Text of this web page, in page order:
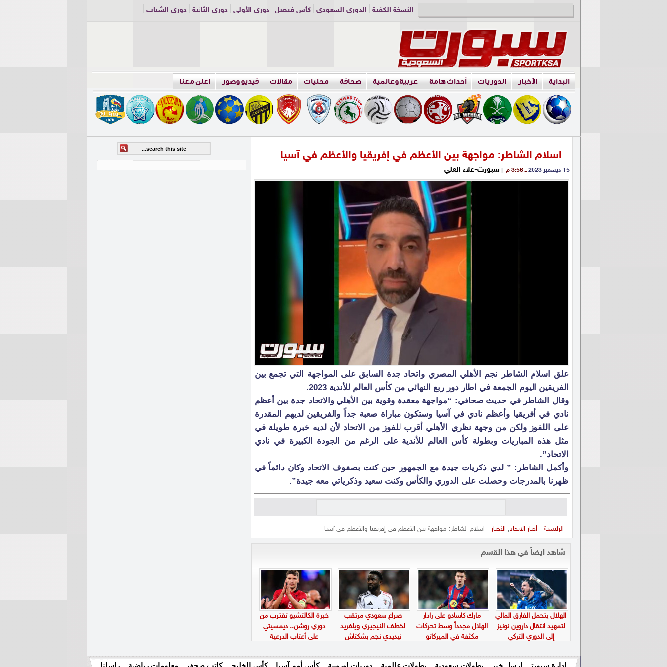
النسخة الكفية الدوري السعودي كأس فيصل دوري الأولى دوري الثانية
دوري الشباب
البداية الأخبار الدوريات أحداث هامة عربية وعالمية صحافة محليات مقالات فيديو وصور اعلن معنا
اسلام الشاطر: مواجهة بين الأعظم في إفريقيا والأعظم في آسيا
15 ديسمبر 2023 ــ 3:56 م | سبورت-علاء العلي
علق اسلام الشاطر نجم الأهلي المصري واتحاد جدة السابق على المواجهة التي تجمع بين
الفريقين اليوم الجمعة في اطار دور ربع النهائي من كأس العالم للأندية 2023.
وقال الشاطر في حديث صحافي: “مواجهة معقدة وقوية بين الأهلي والاتحاد جدة بين أعظم
نادي في أفريقيا وأعظم نادي في آسيا وستكون مباراة صعبة جداً والفريقين لديهم المقدرة
على اللفوز ولكن من وجهة نظري الأهلي أقرب للفوز من الاتحاد لأن لديه خبرة طويلة في
مثل هذه المباريات وبطولة كأس العالم للأندية على الرغم من الجودة الكبيرة في نادي
الاتحاد”.
وأكمل الشاطر: ” لدي ذكريات جيدة مع الجمهور حين كنت بصفوف الاتحاد وكان دائماً في
ظهرنا بالمدرجات وحصلت على الدوري والكأس وكنت سعيد وذكرياتي معه جيدة”.
الرئيسية -أخبار الاتحاد, الأخبار - اسلام الشاطر: مواجهة بين الأعظم في إفريقيا والأعظم في آسيا
شاهد ايضاً في هذا القسم
الهلال يتحمل الفارق المالي
لتمهيد انتقال داروين نونيز
إلى الدوري التركي
مارك كاسادو على رادار
الهلال مجدداً وسط تحركات
مكثفة في الميركاتو
صراع سعودي مرتقب
لخطف النيجيري ويلفريد
نيديدي نجم بشكتاش
خبرة الكالتشيو تقترب من
دوري روشن.. ديمسيتي
على أعتاب الدرعية
إدارة سبورت ارسل خبر بطولات سعودية بطولات عالمية دوريات اوروبية كأس أمم آسيا كأس الخليج كاتب صحفي معلومات رياضية راسلنا